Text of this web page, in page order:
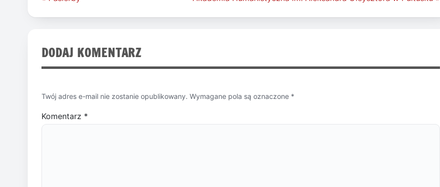
DODAJ KOMENTARZ
Twój adres e-mail nie zostanie opublikowany. Wymagane pola są oznaczone *
Komentarz *